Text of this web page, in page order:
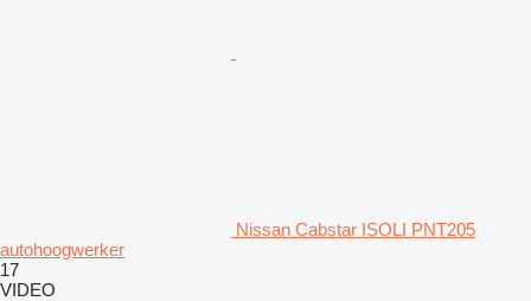
Nissan Cabstar ISOLI PNT205
autohoogwerker
17
VIDEO